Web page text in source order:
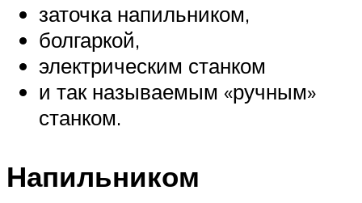
заточка напильником,
болгаркой,
электрическим станком
и так называемым «ручным»
станком.
Напильником